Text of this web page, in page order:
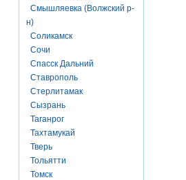
Смышляевка (Волжский р-
н)
Соликамск
Сочи
Спасск Дальний
Ставрополь
Стерлитамак
Сызрань
Таганрог
Тахтамукай
Тверь
Тольятти
Томск